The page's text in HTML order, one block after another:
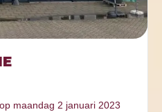
maandag 2 januari 2023